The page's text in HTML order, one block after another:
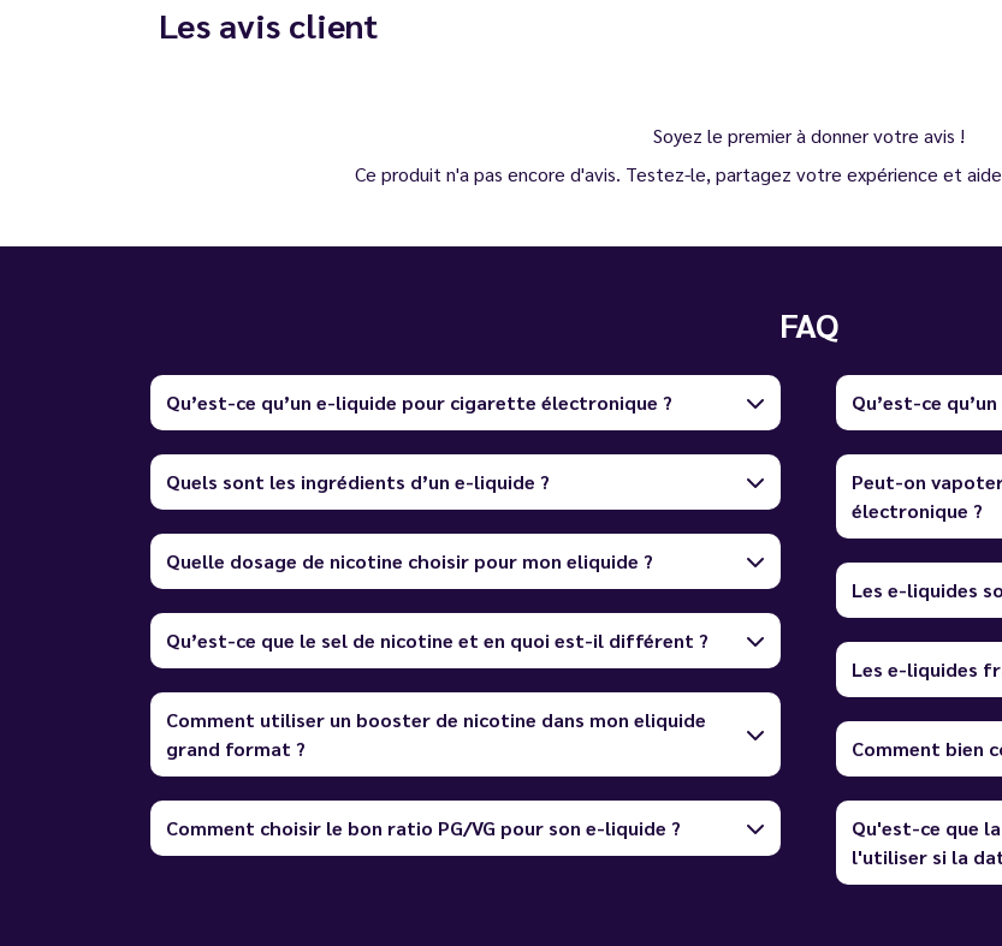
Les avis client
Soyez le premier à donner votre avis !
Ce produit n'a pas encore d'avis. Testez-le, partagez votre expérience et
FAQ
Qu’est-ce qu’un e-liquide pour cigarette électronique ?
Quels sont les ingrédients d’un e-liquide ?
Quelle dosage de nicotine choisir pour mon eliquide ?
Qu’est-ce que le sel de nicotine et en quoi est-il différent ?
Comment utiliser un booster de nicotine dans mon eliquide
grand format ?
Comment choisir le bon ratio PG/VG pour son e-liquide ?
Qu’est-ce
Peut-on
électronique ?
Les e-liquides
Les e-liquides
Comment bien
Qu'est-ce que
l'utiliser si la